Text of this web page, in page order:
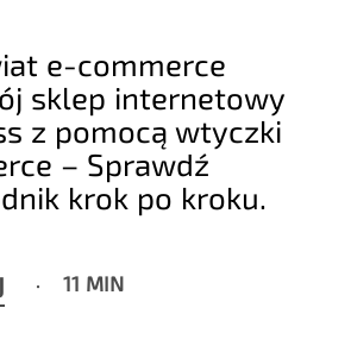
e-commerce
sklep internetowy
z pomocą wtyczki
– Sprawdź
krok po kroku.
11 MIN